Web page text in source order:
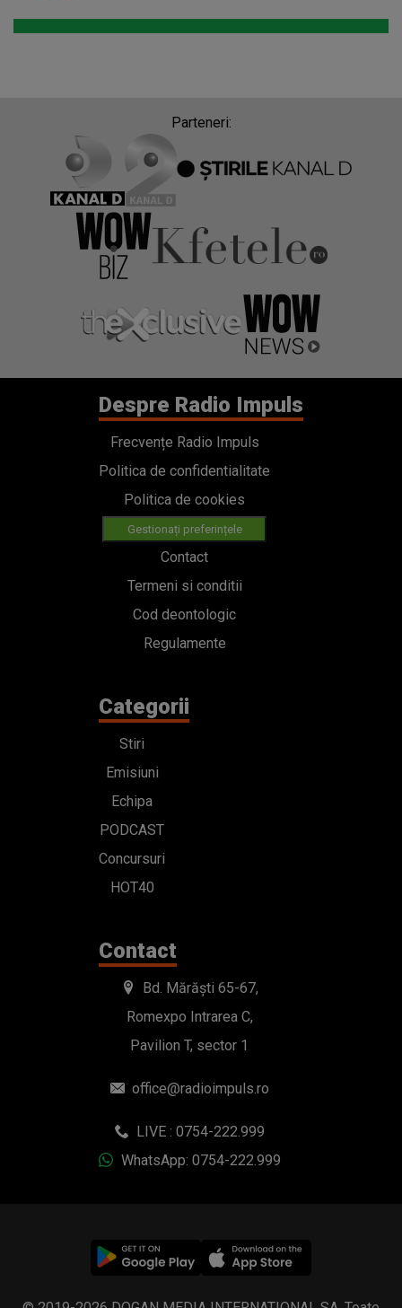
Parteneri:
Despre Radio Impuls
Frecvențe Radio Impuls
Politica de confidentialitate
Politica de cookies
Gestionați preferințele
Contact
Termeni si conditii
Cod deontologic
Regulamente
Categorii
Stiri
Emisiuni
Echipa
PODCAST
Concursuri
HOT40
Contact
Bd. Mărăști 65-67,
Romexpo Intrarea C,
Pavilion T, sector 1
office@radioimpuls.ro
LIVE : 0754-222.999
WhatsApp: 0754-222.999